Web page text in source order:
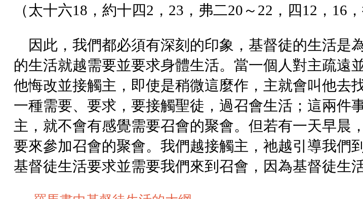
（太十六18，約十四2，23，弗二20～22，四12，16，
因此，我們都必須有深刻的印象，基督徒的生活是
的生活就越需要並要求身體生活。當一個人對主疏遠
他悔改並接觸主，即使是稍微這麼作，主就會叫他去
一種需要、要求，要接觸聖徒，過召會生活；這兩件
主，就不會有感覺需要召會的聚會。但若有一天早晨
要來參加召會的聚會。我們越接觸主，祂越引導我們
基督徒生活要求並需要我們來到召會，因為基督徒生